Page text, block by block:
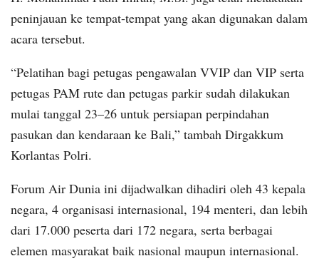
peninjauan ke tempat-tempat yang akan digunakan dalam
acara tersebut.
“Pelatihan bagi petugas pengawalan VVIP dan VIP serta
petugas PAM rute dan petugas parkir sudah dilakukan
mulai tanggal 23–26 untuk persiapan perpindahan
pasukan dan kendaraan ke Bali,” tambah Dirgakkum
Korlantas Polri.
Forum Air Dunia ini dijadwalkan dihadiri oleh 43 kepala
negara, 4 organisasi internasional, 194 menteri, dan lebih
dari 17.000 peserta dari 172 negara, serta berbagai
elemen masyarakat baik nasional maupun internasional.